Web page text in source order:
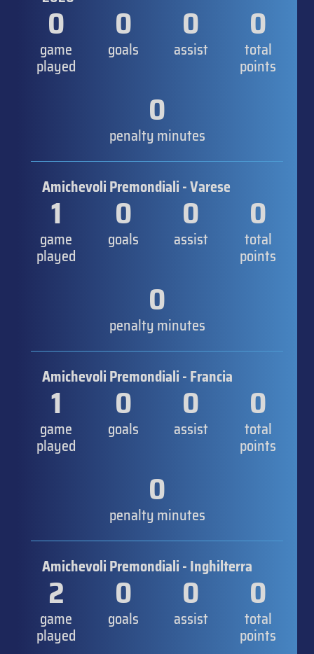
0
game
played
0
goals
0
assist
0
total
points
0
penalty minutes
Amichevoli Premondiali - Varese
1
game
played
0
goals
0
assist
0
total
points
0
penalty minutes
Amichevoli Premondiali - Francia
1
game
played
0
goals
0
assist
0
total
points
0
penalty minutes
Amichevoli Premondiali - Inghilterra
2
game
played
0
goals
0
assist
0
total
points